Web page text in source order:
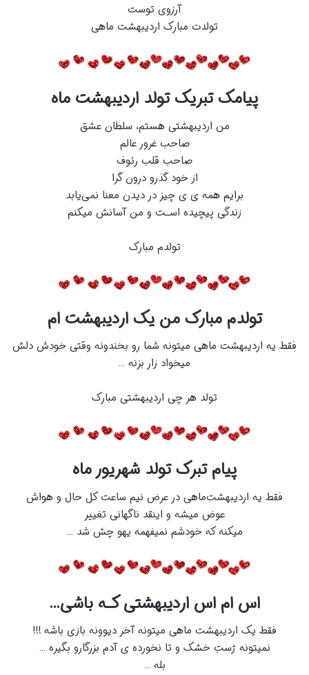
آرزوی توست
تولدت مبارک اردیبهشت ماهی
پیامک تبریک تولد اردیبهشت ماه
من اردیبهشتی هستم، سلطان عشق
صاحب غرور عالم
صاحب قلب رئوف
از خود گذرو درون گرا
برایم همه ی ی چیز در دیدن معنا نمی‌یابد
زندگی پیچیده اسـت و من آسانش میکنم
تولدم مبارک
تولدم مبارک من یک اردیبهشت ام
ﻓﻘﻂ یه اردیبهشت ﻣﺎﻫﯽ ﻣﯿﺘﻮﻧﻪ ﺷﻤﺎ ﺭﻭ ﺑﺨﻨﺪﻭﻧﻪ ﻭقتی ﺧﻮﺩﺵ ﺩﻟﺶ
ﻣﯿﺨﻮﺍﺩ ﺯﺍﺭ ﺑﺰﻧﻪ …
تولد هر چی اردیبهشتی مبارک
پیام تبرک تولد شهریور ماه
ﻓﻘﻂ یه اردیبهشتﻣﺎﻫﯽ ﺩﺭ ﻋﺮﺽ ﻧﯿﻢ ﺳﺎﻋﺖ ﮐﻞ ﺣﺎﻝ ﻭ ﻫﻮﺍﺵ
ﻋﻮﺽ ﻣﯿﺸﻪ ﻭ ﺍﯾﻨﻘﺪ ﻧﺎﮔﻬﺎﻧﯽ تغییر
ﻣﯿﮑﻨﻪ ﮐﻪ ﺧﻮﺩﺷﻢ ﻧﻤﯿﻔﻬﻤﻪ ﯾﻬﻮ ﭼﺶ ﺷﺪ …
اس ام اس اردیبهشتی کـه باشی…
ﻓﻘﻂ یک اردیبهشت ﻣﺎﻫﯽ ﻣﯿﺘﻮﻧﻪ ﺁﺧﺮ ﺩﯾﻮﻭﻧﻪ ﺑﺎﺯﯼ ﺑﺎﺷﻪ !!!
ﻧﻤﯿﺘﻮﻧﻪ ﮊﺳﺖِ ﺧﺸﮏ ﻭ ﺗﺎ ﻧﺨﻮﺭﺩﻩ ﯼ ﺁﺩﻡ ﺑﺰﺭﮔﺎﺭﻭ ﺑﮕﯿﺮﻩ …
بله …